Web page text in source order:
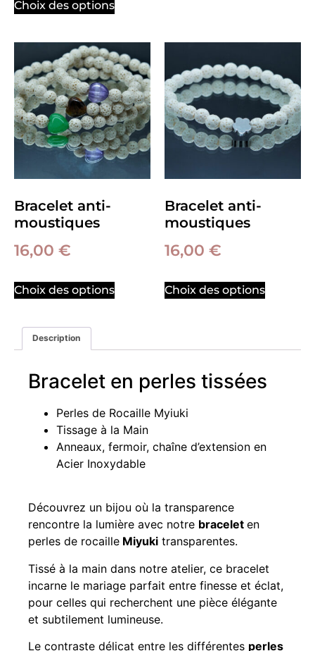
Description
Bracelet en perles tissées
Perles de Rocaille Myiuki
Tissage à la Main
Anneaux, fermoir, chaîne d’extension en
Acier Inoxydable
Découvrez un bijou où la transparence
rencontre la lumière avec notre bracelet en
perles de rocaille Miyuki transparentes.
Tissé à la main dans notre atelier, ce bracelet
incarne le mariage parfait entre finesse et éclat,
pour celles qui recherchent une pièce élégante
et subtilement lumineuse.
Le contraste délicat entre les différentes perles
Choix des options
Bracelet anti-
moustiques
16,00 €
Choix des options
Bracelet anti-
moustiques
16,00 €
Choix des options